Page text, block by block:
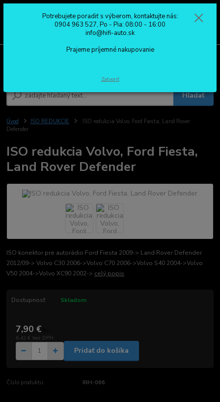
Hľadať
0904 963 527
Po - Pia: 08:00 - 16:00
Úvod ISO REDUKCIE
ISO redukcia Volvo, Ford Fiesta, Land Rover
Defender
ISO redukcia Volvo, Ford Fiesta,
Land Rover Defender
ISO konektor pre autorádio:Ford Fiesta 2009-> Land Rover Defender
2012/09-> Volvo C30 2006->Volvo C70 2006->Volvo S40 2004->Volvo
V50 2004->Volvo XC90 2002-> celý popis
Dostupnosť Skladom
7,90 €
6,42 € bez DPH
Pridať do košíka
Číslo produktu: IRH-066
Potrebujete poradiť s výberom, kontaktujte nás:
0904 963 527, Po - Pia: 08:00 - 16:00
info@hifi-auto.sk
Prajeme príjemné nakupovanie
Zatvoriť